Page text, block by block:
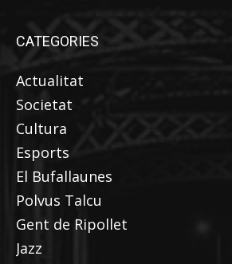
CATEGORIES
Actualitat
Societat
Cultura
Esports
El Bufallaunes
Polvus Talcu
Gent de Ripollet
Jazz